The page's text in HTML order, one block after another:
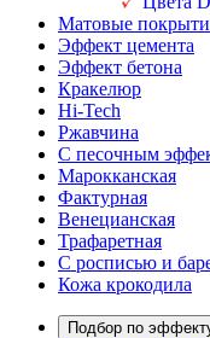
Матовые
Эффект цемента
Эффект бетона
Кракелюр
Hi-Tech
Ржавчина
С песочным
Марокканская
Фактурная
Венецианская
Трафаретная
С росписью и
Кожа крокодила
Подбор по